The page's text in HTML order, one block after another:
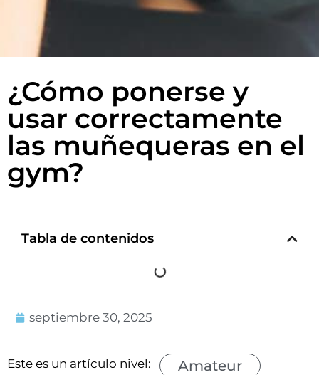
¿Cómo ponerse y
usar correctamente
las muñequeras en el
gym?
Tabla de contenidos
septiembre 30, 2025
Este es un artículo nivel: Amateur